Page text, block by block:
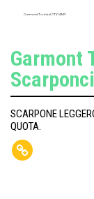
Garmont Toubkal GTX WMS
Garmont
SCARPONE
QUOTA.